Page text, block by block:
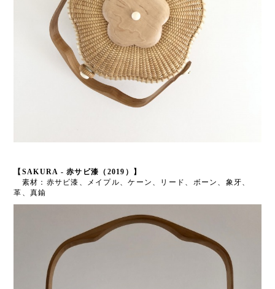
【SAKURA - 赤サビ漆（2019）】
素材：赤サビ漆、メイプル、ケーン、リード、ボーン、象牙、
革、真鍮